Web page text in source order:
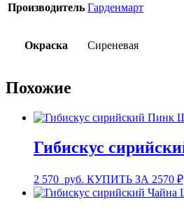
Производитель Гарденмарт
Окраска Сиреневая
Похожие
Гибискус
2 570 руб. КУПИТЬ ЗА 2570 ₽